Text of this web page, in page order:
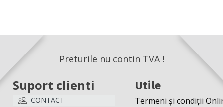
Preturile nu contin TVA !
Suport clienti
CONTACT
Utile
Termeni și condiții